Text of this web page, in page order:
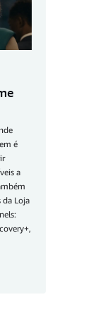
é
a
da Loja